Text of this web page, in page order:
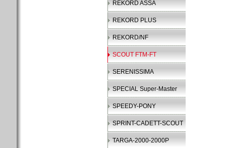
REKORD ASSA
REKORD PLUS
REKORD/NF
SCOUT FTM-FT
SERENISSIMA
SPECIAL Super-Master
SPEEDY-PONY
SPRINT-CADETT-SCOUT
TARGA-2000-2000P